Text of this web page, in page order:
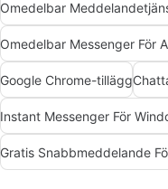
Omedelbar
Omedelbar Messenger För
Google Chrome-tillägg
Instant Messenger För
Gratis Snabbmeddelande